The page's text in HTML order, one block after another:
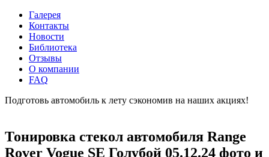
Галерея
Контакты
Новости
Библиотека
Отзывы
О компании
FAQ
Подготовь автомобиль к лету сэкономив на наших акциях!
Тонировка стекол автомобиля Range
Rover Vogue SE Голубой 05.12.24 фото и